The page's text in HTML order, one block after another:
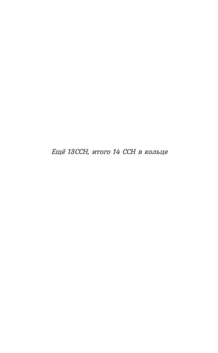
Ещё 13ССН, итого 14 ССН в кольце